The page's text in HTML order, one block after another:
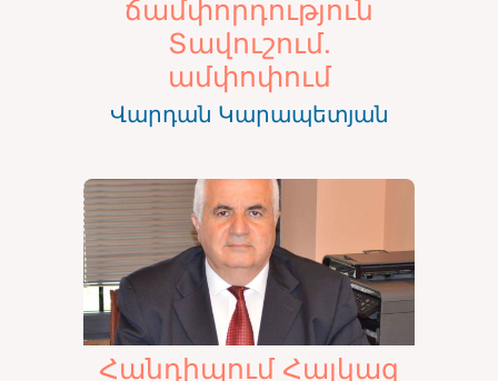
ճամփորդություն
Տավուշում.
ամփոփում
Վարդան Կարապետյան
Հանդիպում Հայկազ